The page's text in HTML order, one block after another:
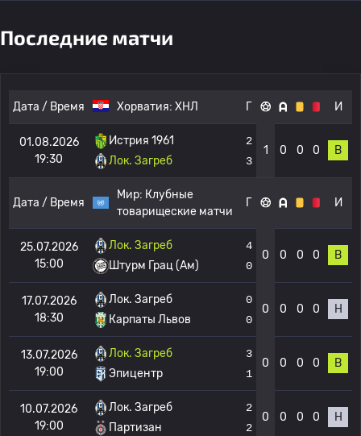
Последние матчи
Дата / Время Хорватия: ХНЛ Г И
01.08.2026
19:30
Истрия 1961
Лок. Загреб
2
3
1 0 0 0 В
Дата / Время
Мир: Клубные
товарищеские матчи
Г И
25.07.2026
15:00
Лок. Загреб
Штурм Грац (Ам)
4
0
0 0 0 0 В
17.07.2026
18:30
Лок. Загреб
Карпаты Львов
0
0
0 0 0 0 Н
13.07.2026
19:00
Лок. Загреб
Эпицентр
3
1
0 0 0 0 В
10.07.2026
19:00
Лок. Загреб
Партизан
2
2
0 0 0 0 Н